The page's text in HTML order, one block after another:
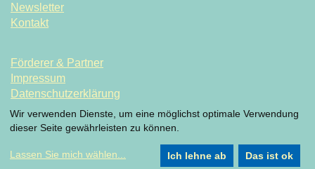
Newsletter
Kontakt
Förderer & Partner
Impressum
Datenschutzerklärung
Datenschutzeinstellung
Wir verwenden Dienste, um eine möglichst optimale Verwendung
dieser Seite gewährleisten zu können.
Lassen Sie mich wählen... Ich lehne ab Das ist ok